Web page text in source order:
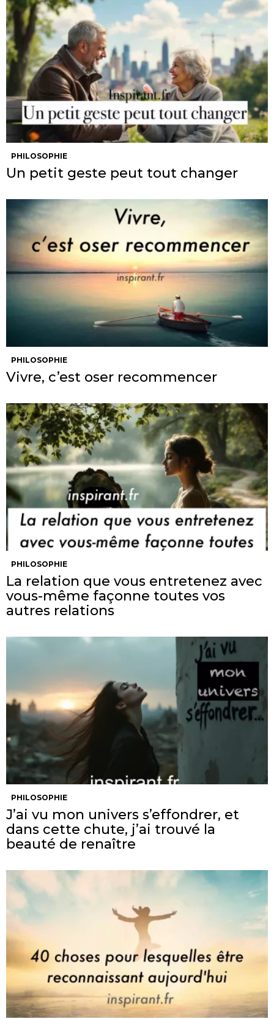
PHILOSOPHIE
Un petit geste peut tout changer
PHILOSOPHIE
Vivre, c’est oser recommencer
PHILOSOPHIE
La relation que vous entretenez avec
vous-même façonne toutes vos
autres relations
PHILOSOPHIE
J’ai vu mon univers s’effondrer, et
dans cette chute, j’ai trouvé la
beauté de renaître